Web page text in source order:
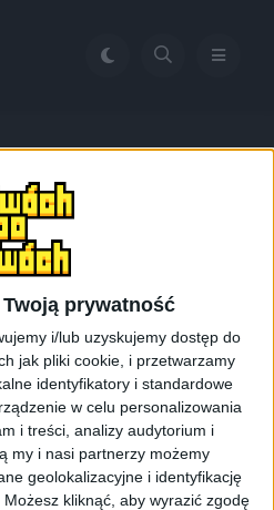
prywatność
i/lub uzyskujemy dostęp do
jak pliki cookie, i przetwarzamy
identyfikatory i standardowe
w celu personalizowania
i treści, analizy audytorium i
my i nasi partnerzy możemy
geolokalizacyjne i identyfikację
kliknąć, aby wyrazić zgodę